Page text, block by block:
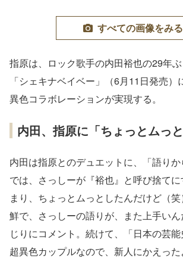
すべての画像をみる
指原は、ロック歌手の内田裕也の29年
「シェキナベイベー」（6月11日発売
異色コラボレーションが実現する。
内田、指原に「ちょっとムっと
内田は指原とのデュエットに、「語り
では、さっしーが『裕也』と呼び捨て
まり、ちょっとムっとしたんだけど（
鮮で、さっしーの語りが、また上手い
じりにコメント。続けて、「日本の芸
超異色カップルなので、新人にかえっ